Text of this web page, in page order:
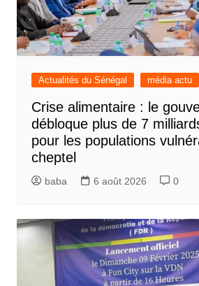
Actualités du Sénégal média actu
Crise alimentaire : le
débloque plus de 7
pour les populations
cheptel
baba 6 août 2026 0